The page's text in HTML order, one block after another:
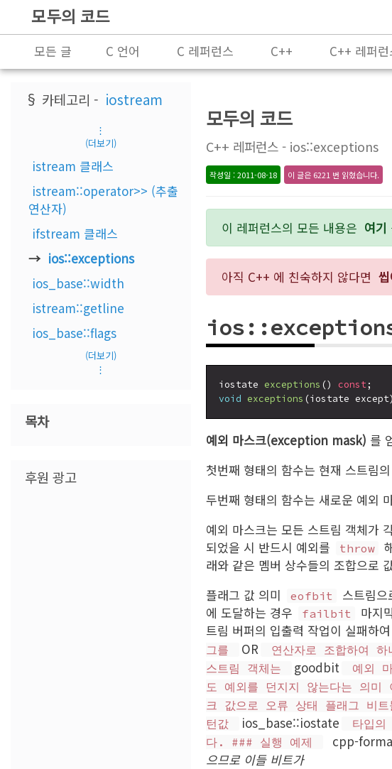
모두의 코드
모든 글 C 언어 C 레퍼런스 C++ C++ 레퍼런
§ 카테고리 - iostream
⋮
(더보기)
istream 클래스
istream::operator>> (추출
연산자)
ifstream 클래스
ios::exceptions
ios_base::width
istream::getline
ios_base::flags
(더보기)
⋮
목차
후원 광고
모두의 코드
C++ 레퍼런스 - ios::exceptions
작성일 : 2011-08-18 이 글은 6221 번 읽혔습니다.
이 레퍼런스의 모든 내용은 여기
아직 C++ 에 친숙하지 않다면
iostate exceptions () const
void exceptions
예외 마스크(exception mask) 를
첫번째 형태의 함수는 현재 스트림
두번째 형태의 함수는 새로운 예외
예외 마스크는 모든 스트림 객체가
되었을 시 반드시 예외를
throw
래와 같은 멤버 상수들의 조합으로
플래그 값 의미
eofbit 스트림
에 도달하는 경우 failbit 마지
트림 버퍼의 입출력 작업이 실패하
그를
OR
연산자로 조합하여
스트림 객체는
goodbit
예외
도 예외를 던지지 않는다는 의
크 값으로 오류 상태 플래그 비트
턴값
ios_base::iostate
타입
다. ### 실행 예제
cpp-
으므로 이들 비트가